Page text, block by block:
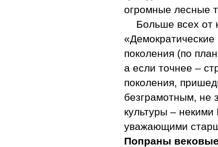
огромные лесные
Больше всех от
поколения (по
а если точнее –
поколения,
безграмотным, не
культуры –
уважающими
Попраны